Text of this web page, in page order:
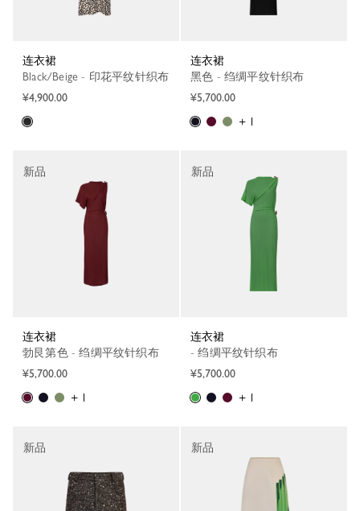
连衣裙
Black/Beige - 印花平纹针织布
¥4,900.00
连衣裙
黑色 - 绉绸平纹针织布
¥5,700.00
+ 1
连衣裙
勃艮第色 - 绉绸平纹针织布
¥5,700.00
+ 1
新品
连衣裙
- 绉绸平纹针织布
¥5,700.00
+ 1
新品
新品 新品